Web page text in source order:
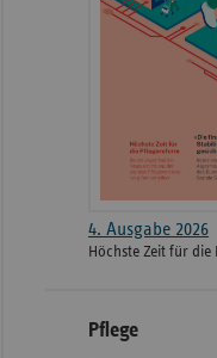
4. Ausgabe 2026
Höchste Zeit für
Pflege